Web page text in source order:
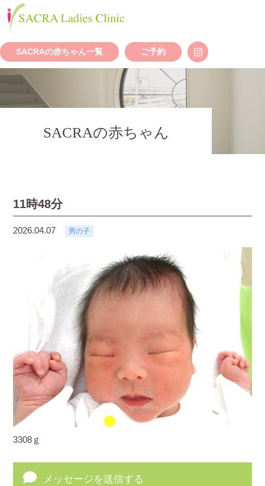
SACRAの赤ちゃん一覧 ご予約
SACRAの赤ちゃん
11時48分
2026.04.07 男の子
3308ｇ
メッセージを送信する